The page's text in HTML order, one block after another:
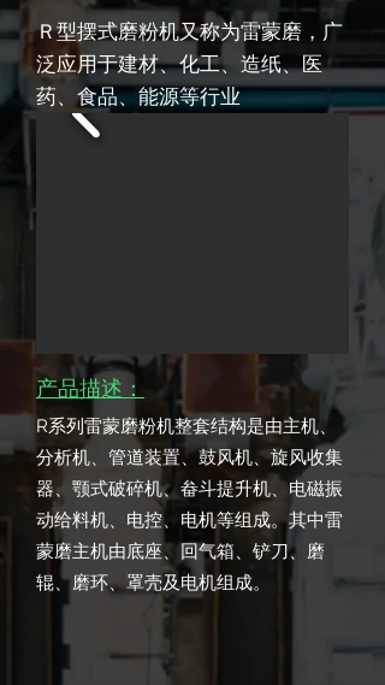
Ｒ型摆式磨粉机又称为雷蒙磨，广
泛应用于建材、化工、造纸、医
药、食品、能源等行业
产品描述：
R系列雷蒙磨粉机整套结构是由主机、
分析机、管道装置、鼓风机、旋风收集
器、颚式破碎机、畚斗提升机、电磁振
动给料机、电控、电机等组成。其中雷
蒙磨主机由底座、回气箱、铲刀、磨
辊、磨环、罩壳及电机组成。